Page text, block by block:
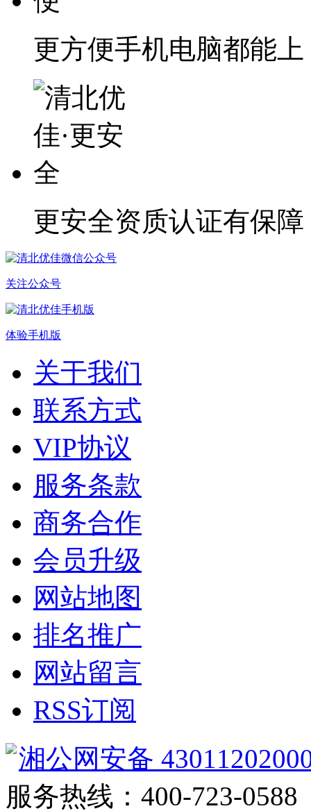
更方便手机电脑都能上
更安全资质认证有保障
关注公众号
体验手机版
关于我们
联系方式
VIP协议
服务条款
商务合作
会员升级
网站地图
排名推广
网站留言
RSS订阅
湘公网安备
服务热线：400-723-0588